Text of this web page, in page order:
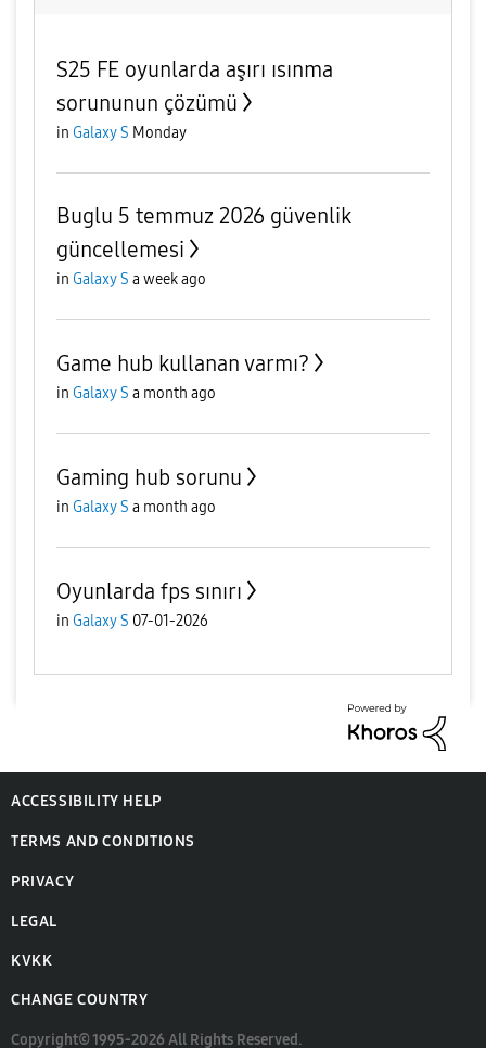
S25 FE oyunlarda aşırı ısınma
sorununun çözümü
in Galaxy S Monday
Buglu 5 temmuz 2026 güvenlik
güncellemesi
in Galaxy S a week ago
Game hub kullanan varmı?
in Galaxy S a month ago
Gaming hub sorunu
in Galaxy S a month ago
Oyunlarda fps sınırı
in Galaxy S 07-01-2026
ACCESSIBILITY HELP
TERMS AND CONDITIONS
PRIVACY
LEGAL
KVKK
CHANGE COUNTRY
Copyright© 1995-2026 All Rights Reserved.